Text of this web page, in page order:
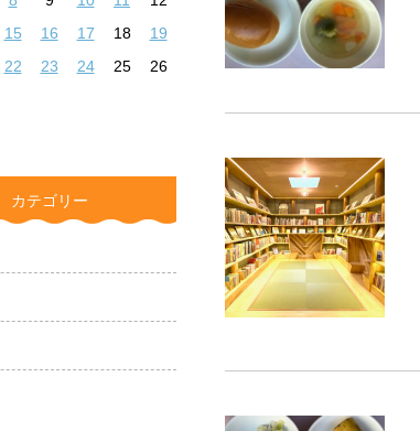
15 16 17 18
19
22 23 24 25
26
カテゴリー